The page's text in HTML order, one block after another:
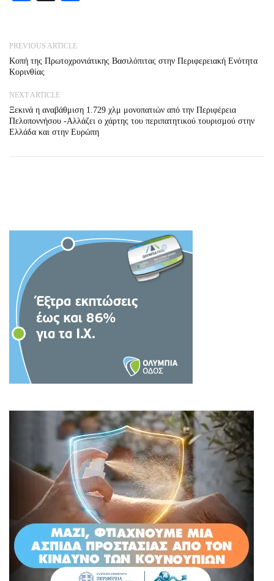
PREVIOUS ARTICLE
Κοπή της Πρωτοχρονιάτικης Βασιλόπιτας στην Περιφερειακή Ενότητα
Κορινθίας
NEXT ARTICLE
Ξεκινά η αναβάθμιση 1.729 χλμ μονοπατιών από την Περιφέρεια
Πελοποννήσου -Αλλάζει ο χάρτης του περιπατητικού τουρισμού στην
Ελλάδα και στην Ευρώπη